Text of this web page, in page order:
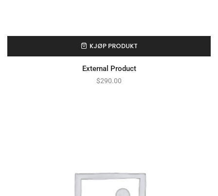
KJØP PRODUKT
External Product
$290.00